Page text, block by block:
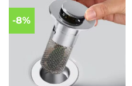
-8%